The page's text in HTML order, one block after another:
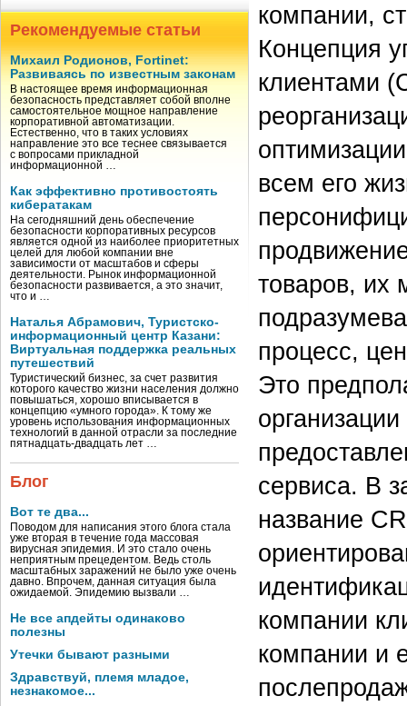
Рекомендуемые статьи
Михаил Родионов, Fortinet:
Развиваясь по известным законам
В настоящее время информационная
безопасность представляет собой вполне
самостоятельное мощное направление
корпоративной автоматизации.
Естественно, что в таких условиях
направление это все теснее связывается
с вопросами прикладной
информационной …
Как эффективно противостоять
кибератакам
На сегодняшний день обеспечение
безопасности корпоративных ресурсов
является одной из наиболее приоритетных
целей для любой компании вне
зависимости от масштабов и сферы
деятельности. Рынок информационной
безопасности развивается, а это значит,
что и …
Наталья Абрамович, Туристско-
информационный центр Казани:
Виртуальная поддержка реальных
путешествий
Туристический бизнес, за счет развития
которого качество жизни населения должно
повышаться, хорошо вписывается в
концепцию «умного города». К тому же
уровень использования информационных
технологий в данной отрасли за последние
пятнадцать-двадцать лет …
Блог
Вот те два...
Поводом для написания этого блога стала
уже вторая в течение года массовая
вирусная эпидемия. И это стало очень
неприятным прецедентом. Ведь столь
масштабных заражений не было уже очень
давно. Впрочем, данная ситуация была
ожидаемой. Эпидемию вызвали …
Не все апдейты одинаково
полезны
Утечки бывают разными
Здравствуй, племя младое,
незнакомое...
компании,
Концепция
клиентами
всем его
товаров, их
процесс,
Это
сервиса. В
название
компании
компании и